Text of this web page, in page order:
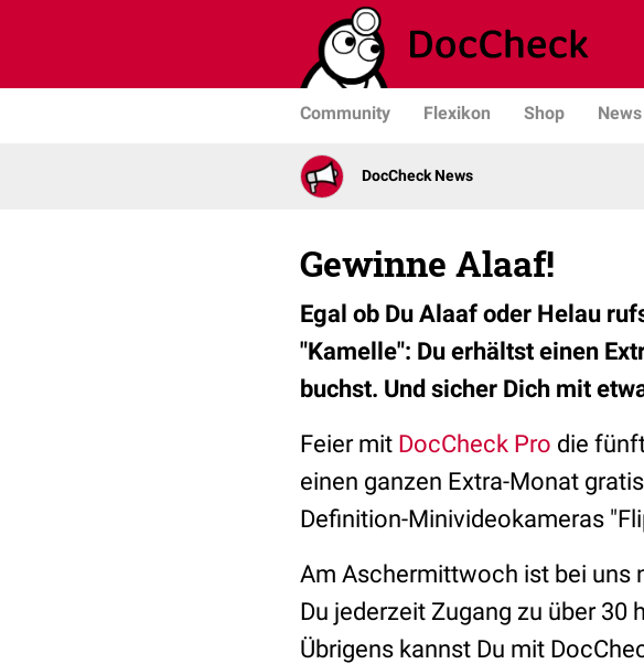
Community Flexikon Shop News
DocCheck News
Gewinne Alaaf!
Egal ob Du Alaaf oder Helau
"Kamelle": Du erhältst einen
buchst. Und sicher Dich mit
Feier mit DocCheck Pro die
einen ganzen Extra-Monat
Definition-Minivideokameras
Am Aschermittwoch ist bei uns
Du jederzeit Zugang zu über 30
Übrigens kannst Du mit